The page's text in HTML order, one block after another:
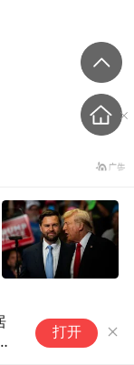
开玩笑：
地吧
打开